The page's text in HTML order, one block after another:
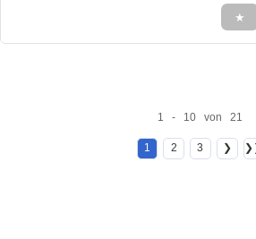
★
1 - 10 von 21
1 2 3 ❯